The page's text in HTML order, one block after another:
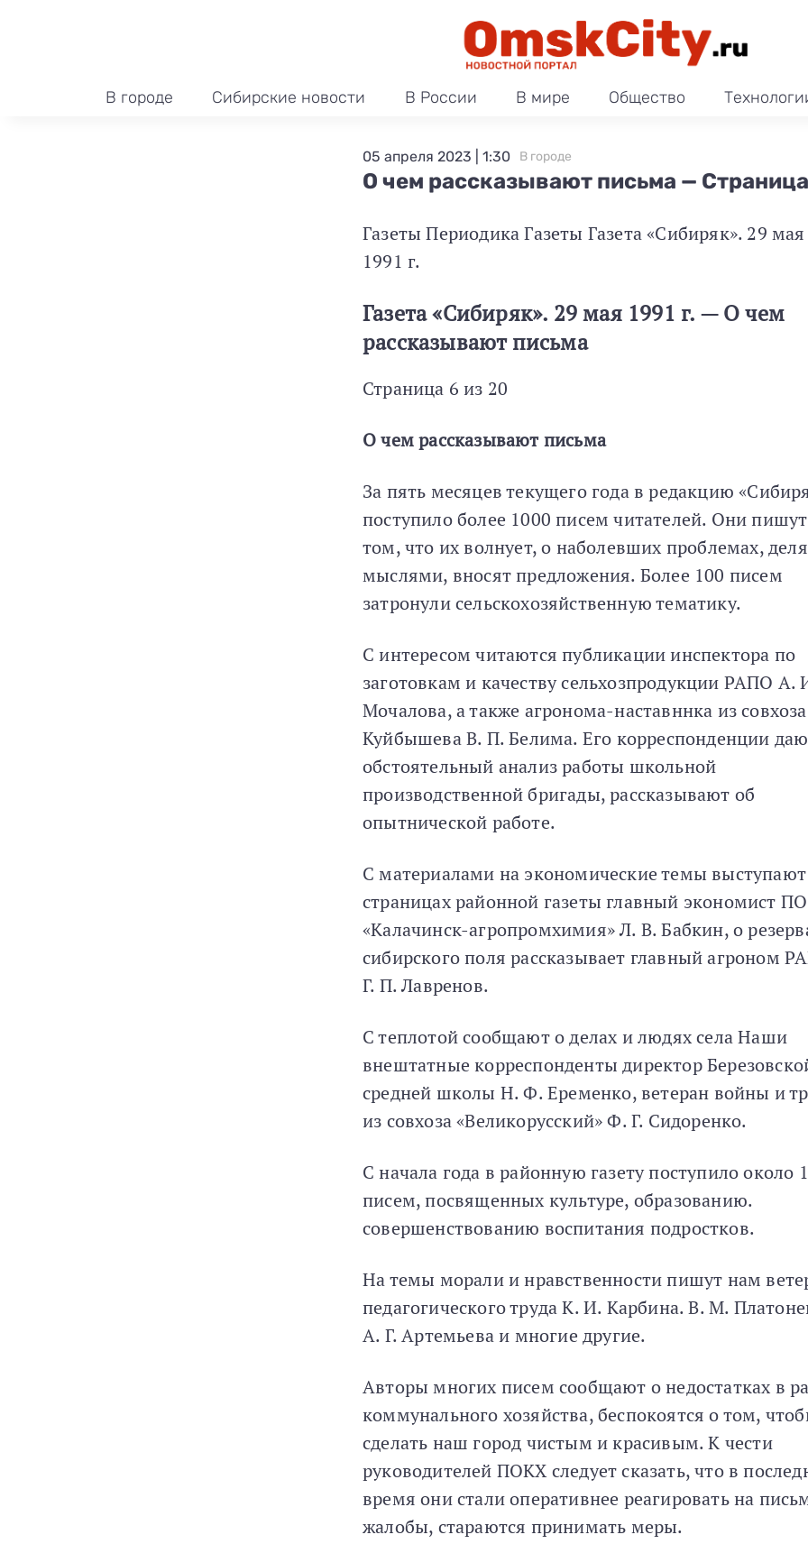
В городе Сибирские новости В России В мире Общество
О чем рассказывают письма —
05 апреля 2023 | 1:30 В городе
Газеты Периодика Газеты Газета «Сибиряк». 29 мая
1991 г.
Газета «Сибиряк». 29 мая 1991 г. — О чем
рассказывают письма
Страница 6 из 20
О чем рассказывают письма
За пять месяцев текущего года в редакцию
поступило более 1000 писем читателей. Они
том, что их волнует, о наболевших проблемах,
мыслями, вносят предложения. Более 100 писем
затронули сельскохозяйственную тематику.
С интересом читаются публикации инспектора по
заготовкам и качеству сельхозпродукции РАПО A.
Мочалова, а также агронома-наставннка из
Куйбышева B. П. Белима. Его корреспонденции
обстоятельный анализ работы школьной
производственной бригады, рассказывают об
опытнической работе.
С материалами на экономические темы
страницах районной газеты главный экономист ПО
«Калачинск-агропромхимия» Л. В. Бабкин, о
сибирского поля рассказывает главный агроном
Г. П. Лавренов.
С теплотой сообщают о делах и людях села Наши
внештатные корреспонденты директор
средней школы Н. Ф. Еременко, ветеран войны и
из совхоза «Великорусский» Ф. Г. Сидоренко.
С начала года в районную газету поступило около
писем, посвященных культуре, образованию.
совершенствованию воспитания подростков.
На темы морали и нравственности пишут нам
педагогического труда К. И. Карбина. В. М.
А. Г. Артемьева и многие другие.
Авторы многих писем сообщают о недостатках в
коммунального хозяйства, беспокоятся о том,
сделать наш город чистым и красивым. К чести
руководителей ПОКХ следует сказать, что в
время они стали оперативнее реагировать на
жалобы, стараются принимать меры.